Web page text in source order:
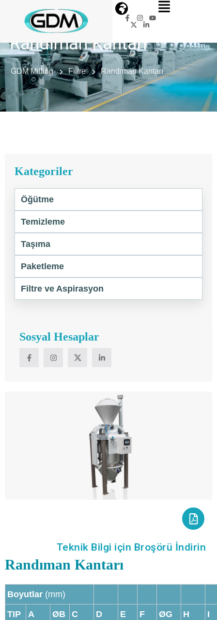
Randıman Kantarı
GDM Milling Filtre Randıman Kantarı
Kategoriler
Öğütme
Temizleme
Taşıma
Paketleme
Filtre ve Aspirasyon
Sosyal Hesaplar
Teknik Bilgi için Broşörü İndirin
Randıman Kantarı
Boyutlar (mm)
TIP A ØB C D E F ØG H I